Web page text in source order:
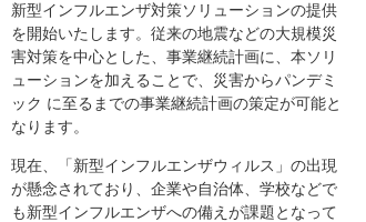
新型インフルエンザ対策ソリューションの提供
を開始いたします。従来の地震などの大規模災
害対策を中心とした、事業継続計画に、本ソリ
ューションを加えることで、災害からパンデミ
ック に至るまでの事業継続計画の策定が可能と
なります。
現在、「新型インフルエンザウィルス」の出現
が懸念されており、企業や自治体、学校などで
も新型インフルエンザへの備えが課題となって